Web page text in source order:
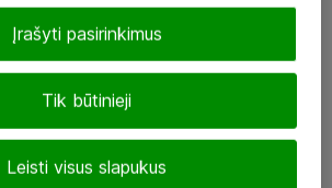
Tik būtinieji
Leisti visus slapukus
Įrašyti pasirinkimus